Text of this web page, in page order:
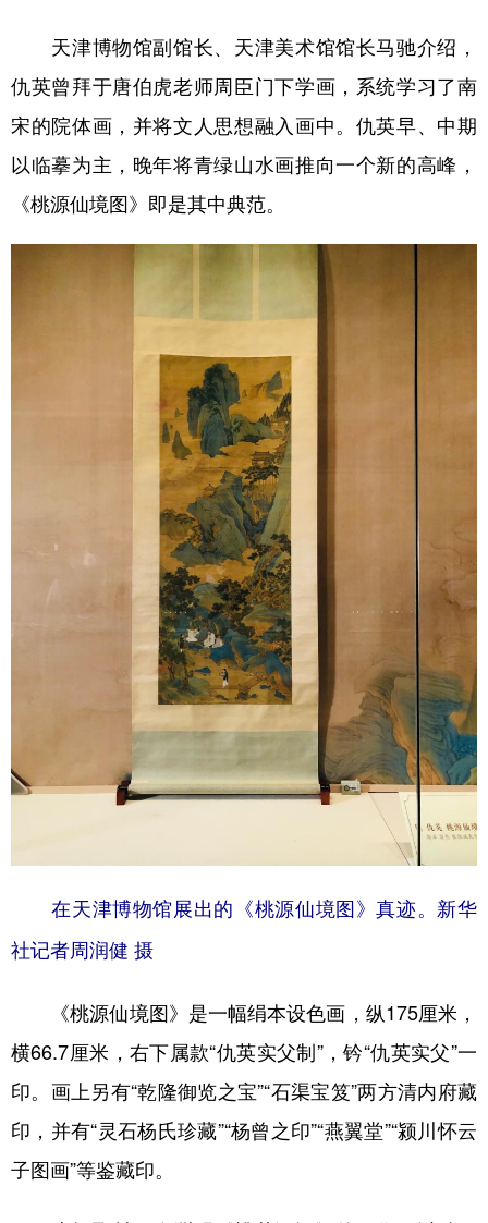
北京 天津 河北 山西
辽宁 吉林 上海 江苏
浙江 安徽
海南
甘肃 青海
内蒙古 黑龙江
English Español Français عربى
Русский язык 日本語 한국어
Português
天津博物馆副馆长、天津美术馆馆长马驰介绍，
仇英曾拜于唐伯虎老师周臣门下学画，系统学习了南
宋的院体画，并将文人思想融入画中。仇英早、中期
以临摹为主，晚年将青绿山水画推向一个新的高峰，
《桃源仙境图》即是其中典范。
在天津博物馆展出的《桃源仙境图》真迹。新华
社记者周润健 摄
《桃源仙境图》是一幅绢本设色画，纵175厘米，
横66.7厘米，右下属款“仇英实父制”，钤“仇英实父”一
印。画上另有“乾隆御览之宝”“石渠宝笈”两方清内府藏
印，并有“灵石杨氏珍藏”“杨曾之印”“燕翼堂”“颍川怀云
子图画”等鉴藏印。